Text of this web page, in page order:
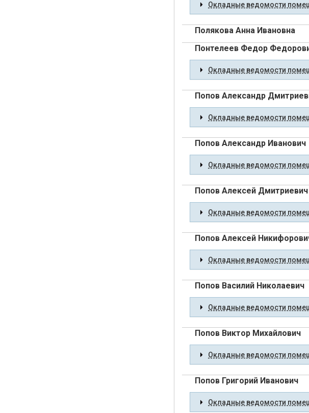
Окладные ведомости
Полякова Анна Ивановна
Понтелеев Федор
Окладные ведомости
Попов Александр
Окладные ведомости
Попов Александр Иванович
Окладные ведомости
Попов Алексей Дмитриевич
Окладные ведомости
Попов Алексей
Окладные ведомости
Попов Василий Николаевич
Окладные ведомости
Попов Виктор Михайлович
Окладные ведомости
Попов Григорий Иванович
Окладные ведомости